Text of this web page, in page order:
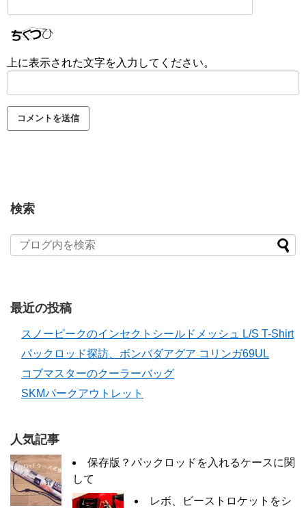
上に表示された文字を入力してください。
検索
最近の投稿
スノーピークのインセクトシールドメッシュ L/S T-Shirt
パックロッド探訪、ボンバダアグア コリンガ69UL
コブマスターのクーラーバッグ
SKMパークアウトレット
人気記事
保存版？パックロッドを入れるケースに関
して
レボ、ビーストロケットをシ